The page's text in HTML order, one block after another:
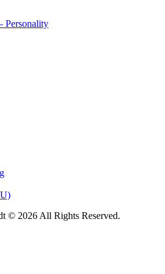
Personality
© 2026 All Rights Reserved.